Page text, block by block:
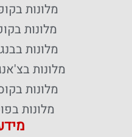
מלונות
מלונות
מלונות
מלונות
מלונות
מלונות